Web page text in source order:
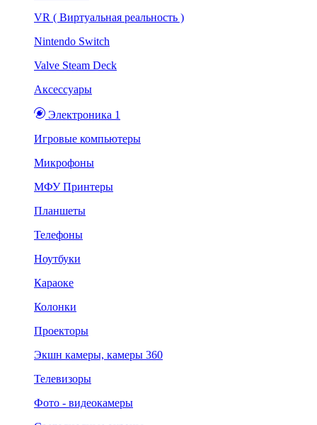
VR ( Виртуальная реальность )
Nintendo Switch
Valve Steam Deck
Аксессуары
Электроника 1
Игровые компьютеры
Микрофоны
МФУ Принтеры
Планшеты
Телефоны
Ноутбуки
Караоке
Колонки
Проекторы
Экшн камеры, камеры 360
Телевизоры
Фото - видеокамеры